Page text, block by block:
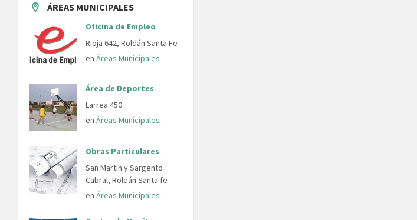
ÁREAS MUNICIPALES
Oficina de Empleo
Rioja 642, Roldán Santa Fe
en Áreas Municipales
Área de Deportes
Larrea 450
en Áreas Municipales
Obras Particulares
San Martin y Sargento
Cabral, Roldán Santa fe
en Áreas Municipales